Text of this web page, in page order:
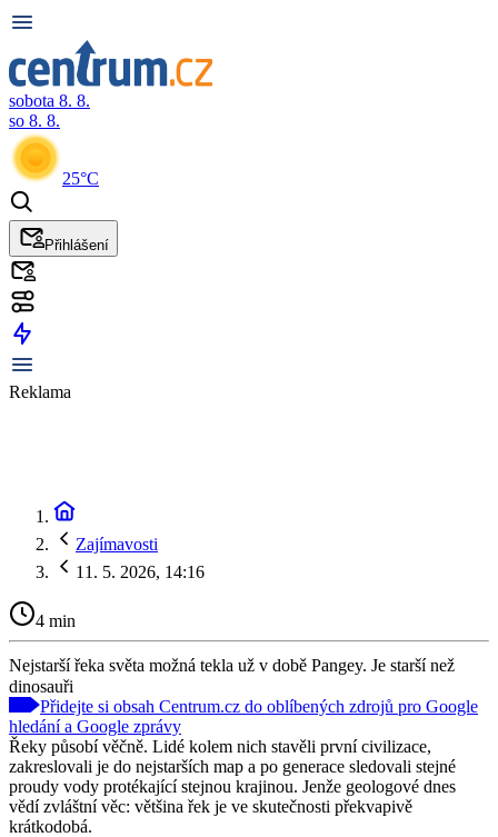
sobota 8. 8.
so 8. 8.
25°C
Přihlášení
Reklama
Zajímavosti
11. 5. 2026, 14:16
4 min
Nejstarší řeka světa možná tekla už v době Pangey. Je starší než
dinosauři
Přidejte si obsah Centrum.cz do oblíbených zdrojů pro Google
hledání a Google zprávy
Řeky působí věčně. Lidé kolem nich stavěli první civilizace,
zakreslovali je do nejstarších map a po generace sledovali stejné
proudy vody protékající stejnou krajinou. Jenže geologové dnes
vědí zvláštní věc: většina řek je ve skutečnosti překvapivě
krátkodobá.